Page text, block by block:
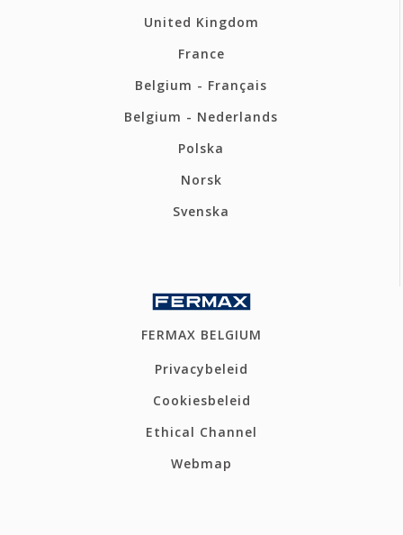
United Kingdom
France
Belgium - Français
Belgium - Nederlands
Polska
Norsk
Svenska
FERMAX BELGIUM
Privacybeleid
Cookiesbeleid
Ethical Channel
Webmap